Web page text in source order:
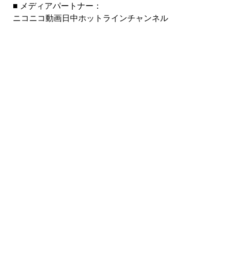
■ メディアパートナー：
ニコニコ動画日中ホットラインチャンネル